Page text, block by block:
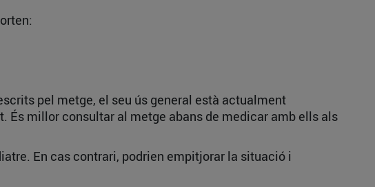
pel metge, el seu ús general està actualment
millor consultar al metge abans de medicar amb ells als
En cas contrari, podrien empitjorar la situació i